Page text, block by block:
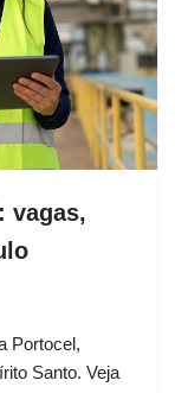
vagas,
Portocel,
Santo. Veja